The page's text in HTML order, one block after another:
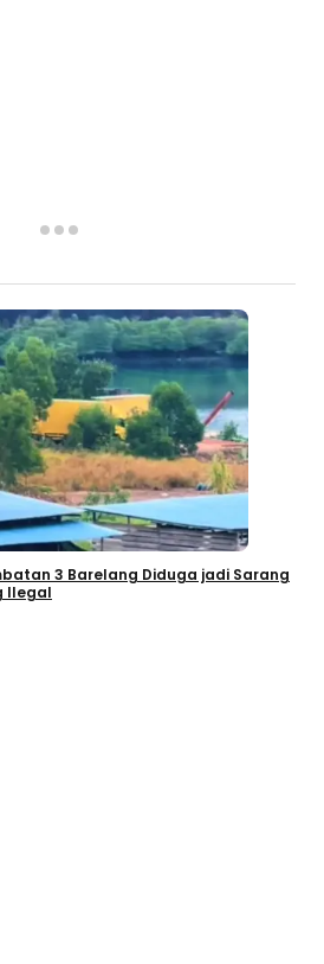
3 Barelang Diduga jadi Sarang
Ilegal